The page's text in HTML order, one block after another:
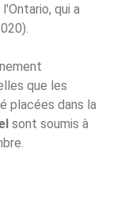
qui a
que les
placées dans la
sont soumis à